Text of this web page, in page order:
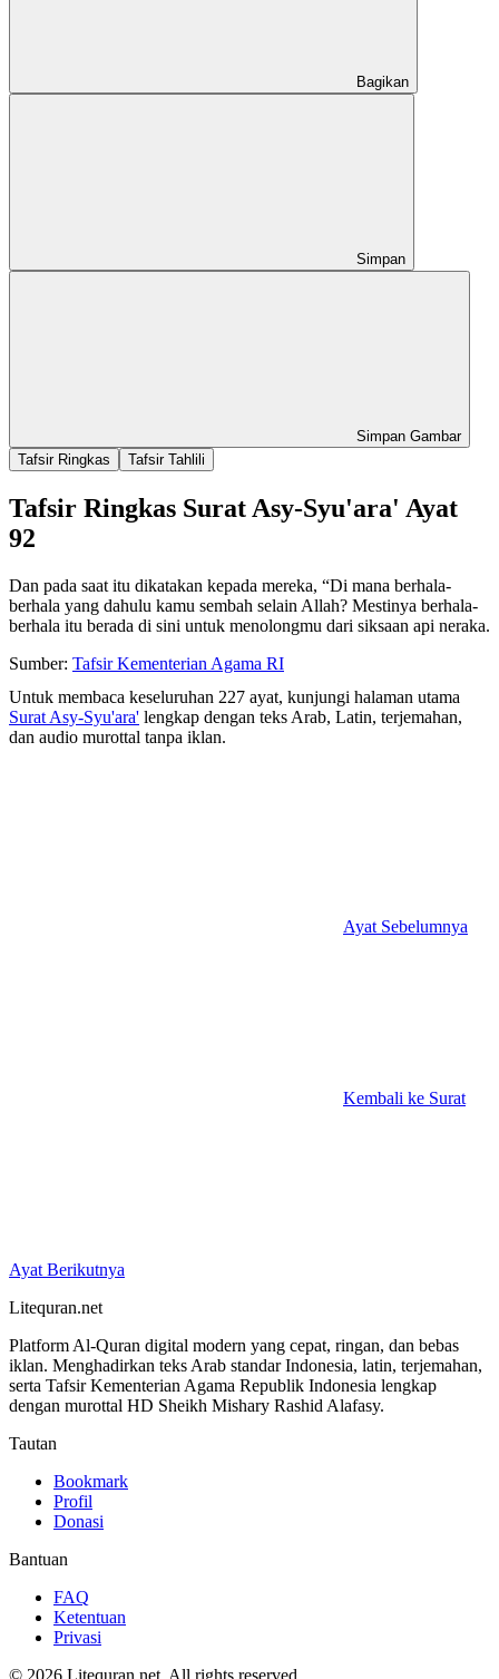
Bagikan
Simpan
Simpan Gambar
Tafsir Ringkas
Tafsir Tahlili
Tafsir Ringkas Surat Asy-Syu'ara' Ayat
92
Dan pada saat itu dikatakan kepada mereka, “Di mana berhala-
berhala yang dahulu kamu sembah selain Allah? Mestinya berhala-
berhala itu berada di sini untuk menolongmu dari siksaan api neraka.
Sumber: Tafsir Kementerian Agama RI
Untuk membaca keseluruhan 227 ayat, kunjungi halaman utama
Surat Asy-Syu'ara' lengkap dengan teks Arab, Latin, terjemahan,
dan audio murottal tanpa iklan.
Ayat Sebelumnya
Kembali ke Surat
Ayat Berikutnya
Litequran.net
Platform Al-Quran digital modern yang cepat, ringan, dan bebas
iklan. Menghadirkan teks Arab standar Indonesia, latin, terjemahan,
serta Tafsir Kementerian Agama Republik Indonesia lengkap
dengan murottal HD Sheikh Mishary Rashid Alafasy.
Tautan
Bookmark
Profil
Donasi
Bantuan
FAQ
Ketentuan
Privasi
© 2026 Litequran.net. All rights reserved.